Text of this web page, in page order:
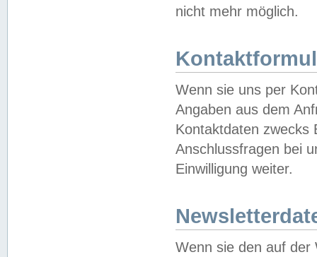
nicht mehr möglich.
Wenn sie uns per
Angaben aus dem
Kontaktdaten zwecks
Anschlussfragen bei
Einwilligung weiter.
Wenn sie den auf der